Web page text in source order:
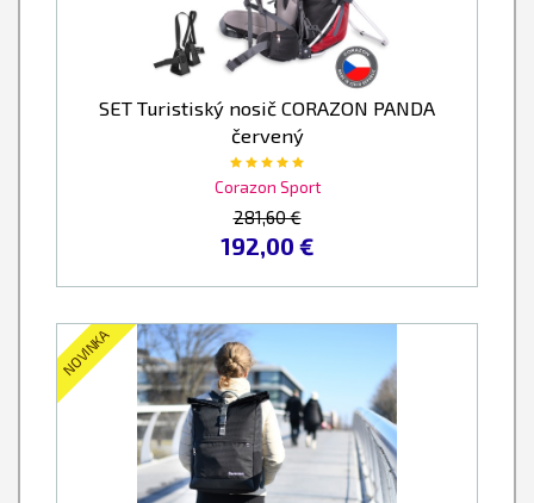
SET Turistiský nosič CORAZON PANDA
červený
Corazon Sport
281,60 €
192,00 €
NOVINKA